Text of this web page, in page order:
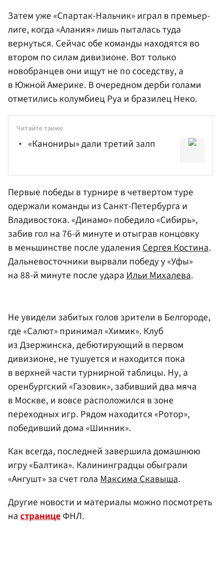
Затем уже «Спартак-Нальчик» играл в премьер-
лиге, когда «Алания» лишь пыталась туда
вернуться. Сейчас обе команды находятся во
втором по силам дивизионе. Вот только
новобранцев они ищут не по соседству, а
в Южной Америке. В очередном дерби голами
отметились колумбиец Руа и бразилец Неко.
Читайте также
«Канониры» дали третий залп
Первые победы в турнире в четвертом туре
одержали команды из Санкт-Петербурга и
Владивостока. «Динамо» победило «Сибирь»,
забив гол на 76-й минуте и отыграв концовку
в меньшинстве после удаления Сергея Костина.
Дальневосточники вырвали победу у «Уфы»
на 88-й минуте после удара Ильи Михалева.
Не увидели забитых голов зрители в Белгороде,
где «Салют» принимал «Химик». Клуб
из Дзержинска, дебютирующий в первом
дивизионе, не тушуется и находится пока
в верхней части турнирной таблицы. Ну, а
оренбургский «Газовик», забивший два мяча
в Москве, и вовсе расположился в зоне
переходных игр. Рядом находится «Ротор»,
победивший дома «Шинник».
Как всегда, последней завершила домашнюю
игру «Балтика». Калининградцы обыграли
«Ангушт» за счет голаМаксима Скавыша.
Другие новости и материалы можно посмотреть
настраницеФНЛ.